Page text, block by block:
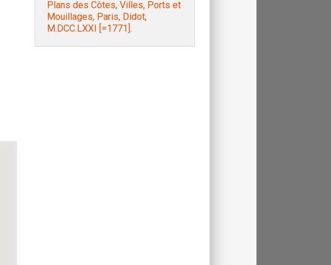
Plans des Côtes, Villes, Ports et
Mouillages, Paris, Didot,
M.DCC.LXXI [=1771].